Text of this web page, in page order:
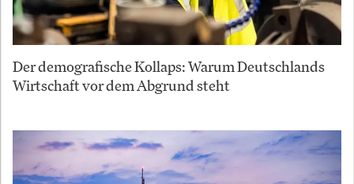
Der demografische Kollaps: Warum Deutschlands
Wirtschaft vor dem Abgrund steht